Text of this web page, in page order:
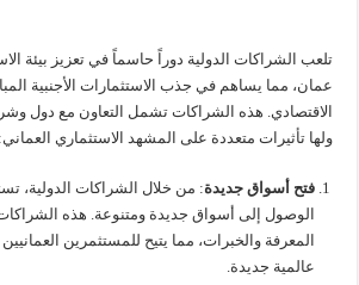
تلعب الشراكات الدولية دوراً حاسماً في تعزيز بيئة
عمان، مما يساهم في جذب الاستثمارات الأجنبية
الاقتصادي. هذه الشراكات تشمل التعاون مع دول
ولها تأثيرات متعددة على المشهد الاستثماري العماني:
فتح أسواق جديدة: من خلال الشراكات الدولية،
الوصول إلى أسواق جديدة ومتنوعة. هذه
المعرفة والخبرات، مما يتيح للمستثمرين
عالمية جديدة.